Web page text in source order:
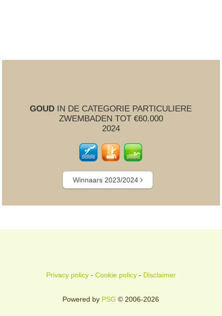
GOUD IN DE CATEGORIE PARTICULIERE
ZWEMBADEN TOT €60.000
2024
Winnaars 2023/2024
Privacy policy- Cookie policy- Disclaimer
Powered by PSG © 2006-2026